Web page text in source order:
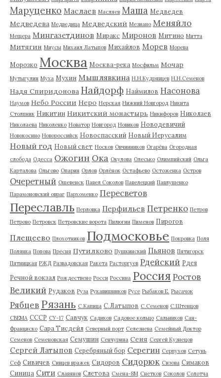
Маруценко Маслаев Масляев Маша Медведев
Медведева Медведица Медведский Мезиано Меняйло
Мещера Мингазетдинов Миракс Миронов Митино Митта
Митягин Миусы Михаил Латыпов Михайлов Морев Морева
Морозко Москва Москва-река Мосфильм Мочар
Мутыгулин Муха Мухин Мышлявкина Н.Н.Кудрявцев Н.Н.Семенов
Надя Спиридонова Найдорф Наймилов Насонова
Наумов Небо России Неро Нерская Нижний Новгород Никита
Столпник Никитин Никитский монастырь Никифоров Николаев
Николаева Николенко Новатор Новгород Новиков Новодевичий
Новокосино Новороссийск Новоспасский Новый Иерусалим
Новый год Новый свет Носков Овчинников Огарёва Огородная
слобода Одесса Ожогин Ока Окулова Олесько Олимпийский Ольга
Карталова Ольгово Опарин Орлов Орлёнок Остафьево Остоженка Остров
Очеретный Ошевенск Павел Соколов Павелецкий Павлушенко
Парамоновский овраг Пархоменко Пересветов
Переславль Перловка Перфильев Петренко Петров
Петрово Петровск Петровские ворота Пилюгин Пименов Пирогов
Плещеево Плохотников Подмосковье Покровка Поля
Полянка Попова Пресня Путилково Пушкинский Пьянов Пятигорск
Пятницкая РЖД Развадовская Ракета Расторгуев Рдейский Рдея
Речной вокзал Рождествено Росси Россина Россия Ростов
Великий Рудаков Руза Рукавишников Русе Рыбаков Е. Рысачок
Рябцев Рязань С.Капица С.Латыпов С.Семенов С.Штенцов
СВЕМА СССР СУ-17 Савчук Садиков Садовое кольцо Сальников Сан-
Франциско Сара Тисдейл Северный порт Селезнева Семейный Доктор
Семенов Семеновская Семушин Сенчурина Сеня Сергей Кузнецов
Сергей Латыпов Серебряный бор Серегин Серпухов Сетунь
Сеф Сивичев Сивцев вражек Сидоров Сидорюк Сизова Симаков
Синица Сити Славянов Слетова Смена-8М Снетков Соколов Солотча